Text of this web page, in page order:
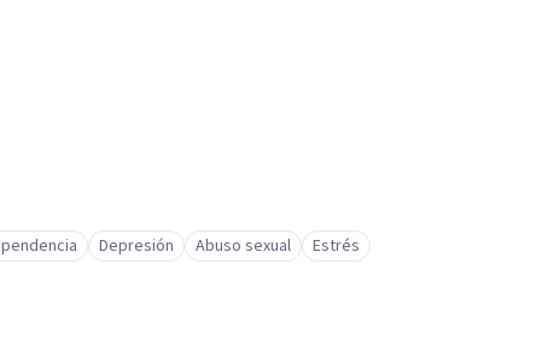
Depresión Abuso sexual Estrés